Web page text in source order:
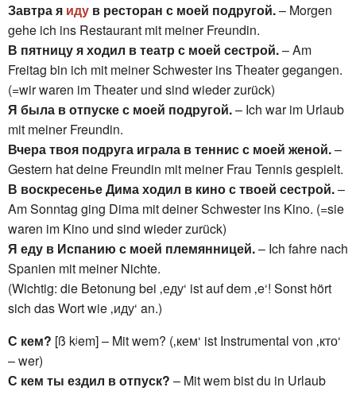
Завтра я иду в ресторан с моей подругой.– Morgen
gehe ich ins Restaurant mit meiner Freundin.
В пятницу я ходил в театр с моей сестрой.– Am
Freitag bin ich mit meiner Schwester ins Theater gegangen.
(=wir waren im Theater und sind wieder zurück)
Я была в отпуске с моей подругой.– Ich war im Urlaub
mit meiner Freundin.
Вчера твоя подруга играла в теннис с моей женой.–
Gestern hat deine Freundin mit meiner Frau Tennis gespielt.
В воскресенье Дима ходил в кино с твоей сестрой.–
Am Sonntag ging Dima mit deiner Schwester ins Kino. (=sie
waren im Kino und sind wieder zurück)
Я еду в Испанию с моей племянницей.– Ich fahre nach
Spanien mit meiner Nichte.
(Wichtig: die Betonung bei ‚еду‘ ist auf dem ‚e‘! Sonst hört
sich das Wort wie ‚иду‘ an.)
С кем? [ß kʲem] – Mit wem? (‚кем‘ ist Instrumental von ‚кто‘
– wer)
С кем ты ездил в отпуск? – Mit wem bist du in Urlaub